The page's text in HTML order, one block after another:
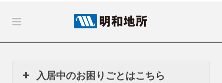
入居中のお困りごとはこちら